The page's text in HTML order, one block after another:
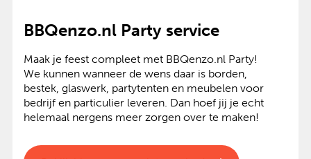
BBQenzo.nl Party service
Maak je feest compleet met BBQenzo.nl Party!
We kunnen wanneer de wens daar is borden,
bestek, glaswerk, partytenten en meubelen voor
bedrijf en particulier leveren. Dan hoef jij je echt
helemaal nergens meer zorgen over te maken!